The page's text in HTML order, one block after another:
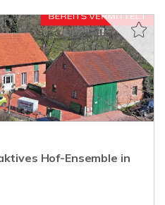
Hof-Ensemble in